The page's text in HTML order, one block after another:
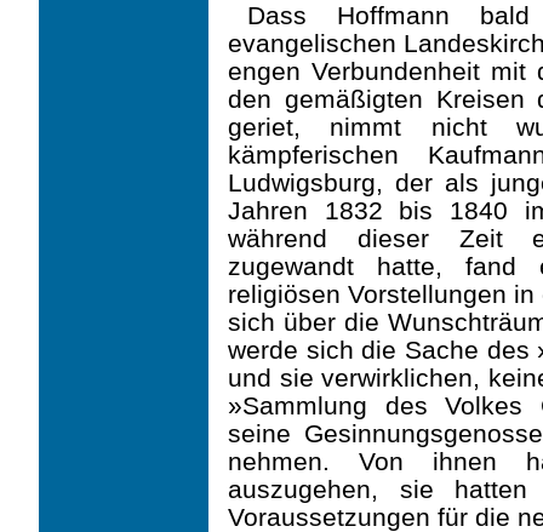
Dass Hoffmann
evangelischen
engen Verbundenheit
den gemäßigten Kreisen
geriet, nimmt nicht
kämpferischen
Ludwigsburg, der als
Jahren 1832 bis 1840
während dieser Zeit
zugewandt hatte,
religiösen Vorstellungen
sich über die
werde sich die Sache des
und sie verwirklichen,
»Sammlung des Volkes
seine
nehmen. Von ihnen
auszugehen, sie
Voraussetzungen für die